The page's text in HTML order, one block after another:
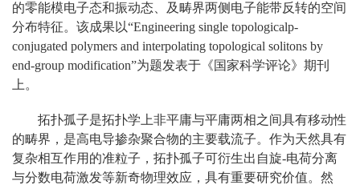
的零能模电子态和振动态、及畴界两侧电子能带反转的空间
分布特征。该成果以“Engineering single topologicalp-
conjugated polymers and interpolating topological solitons by
end-group modification”为题发表于《国家科学评论》期刊
上。
拓扑孤子是拓扑学上非平庸与平庸两相之间具有移动性
的畴界，是高电导掺杂聚合物的主要载流子。作为天然具有
复杂相互作用的准粒子，拓扑孤子可衍生出自旋-电荷分离
与分数电荷激发等新奇物理效应，具有重要研究价值。然